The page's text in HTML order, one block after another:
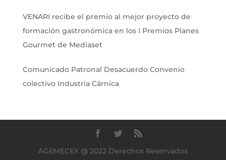
VENARI recibe el premio al mejor proyecto de
formación gastronómica en los I Premios Planes
Gourmet de Mediaset
Comunicado Patronal Desacuerdo Convenio
colectivo Industria Cárnica
AGEMECEX @ 2022 Derechos Reservados